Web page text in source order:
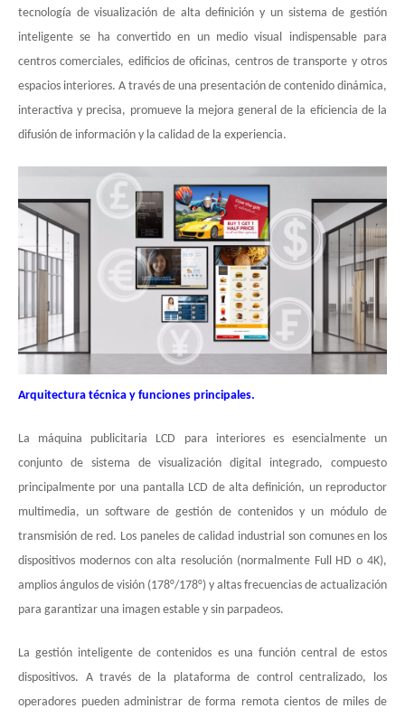
tecnología de visualización de alta definición y un sistema de gestión
inteligente se ha convertido en un medio visual indispensable para
centros comerciales, edificios de oficinas, centros de transporte y otros
espacios interiores. A través de una presentación de contenido dinámica,
interactiva y precisa, promueve la mejora general de la eficiencia de la
difusión de información y la calidad de la experiencia.
Arquitectura técnica y funciones principales.
La máquina publicitaria LCD para interiores es esencialmente un
conjunto de sistema de visualización digital integrado, compuesto
principalmente por una pantalla LCD de alta definición, un reproductor
multimedia, un software de gestión de contenidos y un módulo de
transmisión de red. Los paneles de calidad industrial son comunes en los
dispositivos modernos con alta resolución (normalmente Full HD o 4K),
amplios ángulos de visión (178°/178°) y altas frecuencias de actualización
para garantizar una imagen estable y sin parpadeos.
La gestión inteligente de contenidos es una función central de estos
dispositivos. A través de la plataforma de control centralizado, los
operadores pueden administrar de forma remota cientos de miles de